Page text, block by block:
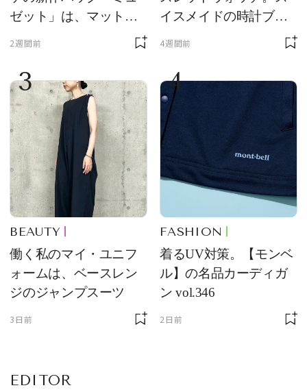
ゼット」は、マットな
2週間前
イスメイドの時計ブラ
ンド【フレデリック・
をレビュー。【それい
け！ 良品ハンター】
4週間前
3
BEAUTY
働く私のマイ・ユニフ
ォームは、ベースレン
ジのジャンプスーツ
3日前
4
FASHION
着るUV対策。【モンベ
ル】の名品カーディガ
ン vol.346
2日前
EDITOR